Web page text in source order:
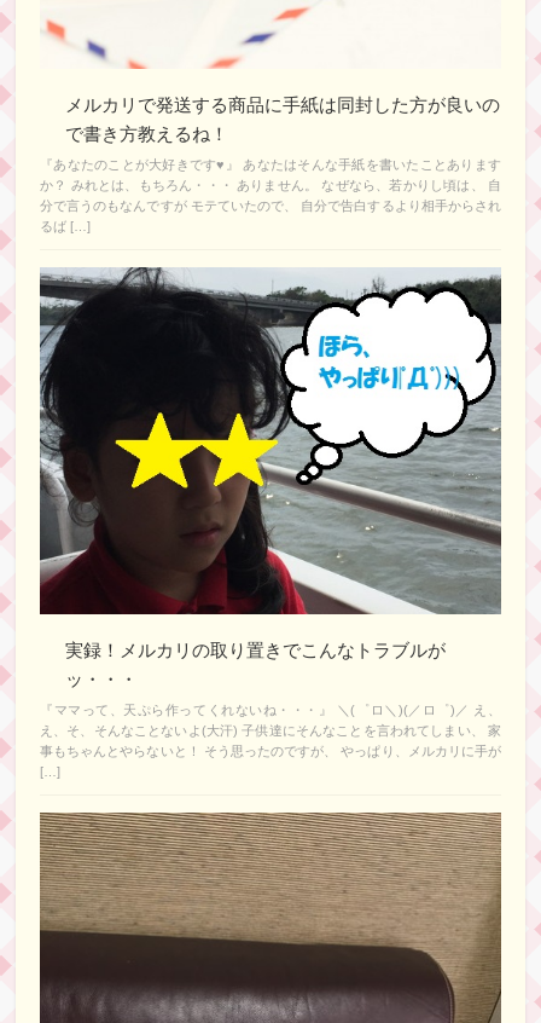
メルカリで発送する商品に手紙は同封した方が良いの
で書き方教えるね！
『あなたのことが大好きです♥』 あなたはそんな手紙を書いたことあります
か？ みれとは、もちろん・・・ ありません。 なぜなら、若かりし頃は、 自
分で言うのもなんですが モテていたので、 自分で告白するより相手からされ
るば […]
実録！メルカリの取り置きでこんなトラブルが
ッ・・・
『ママって、天ぷら作ってくれないね・・・』 ＼(゜ロ＼)(／ロ゜)／ え、
え、そ、そんなことないよ(大汗) 子供達にそんなことを言われてしまい、 家
事もちゃんとやらないと！ そう思ったのですが、 やっぱり、メルカリに手が
[…]